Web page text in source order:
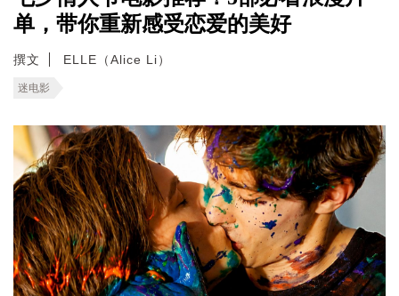
单，带你重新感受恋爱的美好
撰文 ELLE（Alice Li）
迷电影